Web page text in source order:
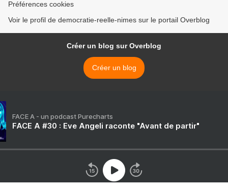
Préférences cookies
Voir le profil de democratie-reelle-nimes sur le portail Overblog
Créer un blog sur Overblog
Créer un blog
FACE A - un podcast Purecharts
FACE A #30 : Eve Angeli raconte "Avant de partir"